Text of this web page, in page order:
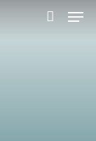
Menu